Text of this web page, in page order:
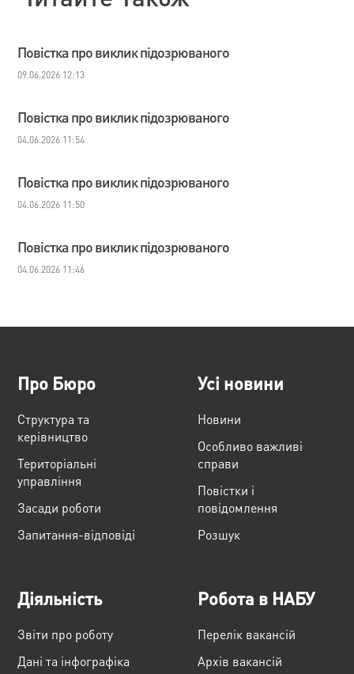
Повістка про виклик підозрюваного
09.06.2026 12:13
Повістка про виклик підозрюваного
04.06.2026 11:54
Повістка про виклик підозрюваного
04.06.2026 11:50
Повістка про виклик підозрюваного
04.06.2026 11:46
Про Бюро
Структура та
керівництво
Територіальні
управління
Засади роботи
Запитання-відповіді
Усі новини
Новини
Особливо важливі
справи
Повістки і
повідомлення
Розшук
Діяльність
Звіти про роботу
Дані та інфографіка
Робота в НАБУ
Перелік вакансій
Архів вакансій